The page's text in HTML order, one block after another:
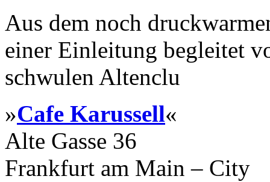
Aus dem noch
einer Einleitung begleitet
schwulen Altenclu
»Cafe Karussell«
Alte Gasse 36
Frankfurt am Main – City